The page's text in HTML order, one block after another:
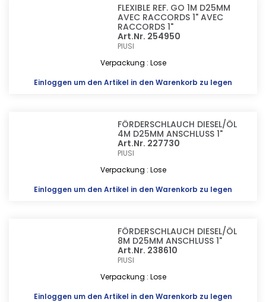
FLEXIBLE REF. GO 1M D25MM
AVEC RACCORDS 1" AVEC
RACCORDS 1"
Art.Nr. 254950
PIUSI
Verpackung : Lose
Einloggen um den Artikel in den Warenkorb zu legen
FÖRDERSCHLAUCH DIESEL/ÖL
4M D25MM ANSCHLUSS 1"
Art.Nr. 227730
PIUSI
Verpackung : Lose
Einloggen um den Artikel in den Warenkorb zu legen
FÖRDERSCHLAUCH DIESEL/ÖL
8M D25MM ANSCHLUSS 1"
Art.Nr. 238610
PIUSI
Verpackung : Lose
Einloggen um den Artikel in den Warenkorb zu legen